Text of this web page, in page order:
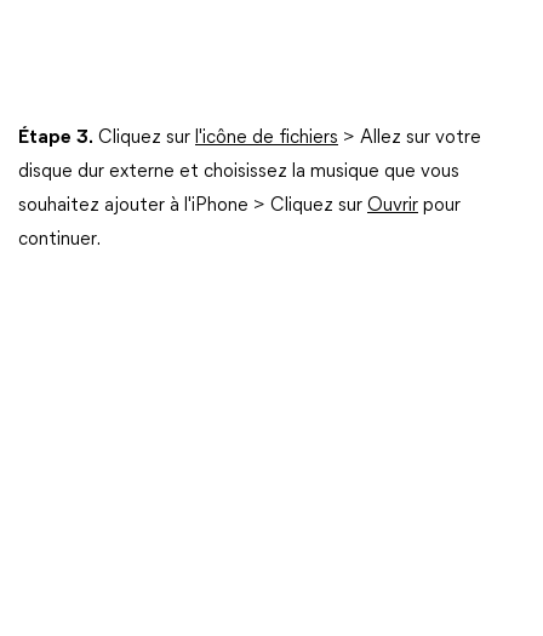
Étape 3. Cliquez sur l'icône de fichiers > Allez sur votre
disque dur externe et choisissez la musique que vous
souhaitez ajouter à l'iPhone > Cliquez sur Ouvrir pour
continuer.